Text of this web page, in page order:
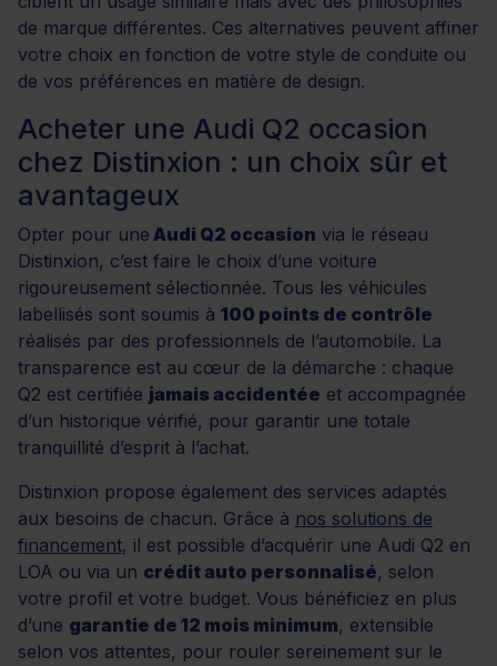
de marque différentes. Ces alternatives peuvent affiner
votre choix en fonction de votre style de conduite ou
de vos préférences en matière de design.
Acheter une Audi Q2 occasion
chez Distinxion : un choix sûr et
avantageux
Opter pour une Audi Q2 occasion via le réseau
Distinxion, c’est faire le choix d’une voiture
rigoureusement sélectionnée. Tous les véhicules
labellisés sont soumis à 100 points de contrôle
réalisés par des professionnels de l’automobile. La
transparence est au cœur de la démarche : chaque
Q2 est certifiée jamais accidentée et accompagnée
d’un historique vérifié, pour garantir une totale
tranquillité d’esprit à l’achat.
Distinxion propose également des services adaptés
aux besoins de chacun. Grâce à nos solutions de
financement, il est possible d’acquérir une Audi Q2 en
LOA ou via un crédit auto personnalisé, selon
votre profil et votre budget. Vous bénéficiez en plus
d’une garantie de 12 mois minimum, extensible
selon vos attentes, pour rouler sereinement sur le